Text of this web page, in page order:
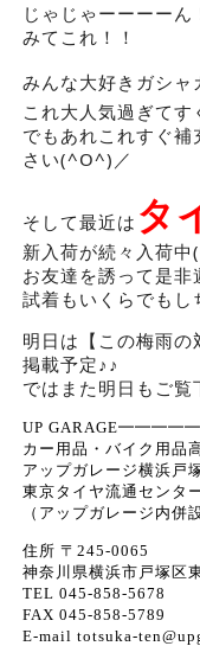
じゃじゃーーーーん
みてこれ！！
みんな大好きガシャ
これ大人気過ぎて
でもあれこれすぐ
さい(^O^)／
そして最近は タ
新入荷が続々入荷
お友達を誘って是非
試着もいくらでも
明日は【この梅雨
掲載予定♪♪
ではまた明日もご覧
UP
カー用品・バイク用品
アップガレージ横浜戸
東京タイヤ流通センタ
（アップガレージ内併
住所 〒245-0065
神奈川県横浜市戸塚区
TEL 045-858-5678
FAX 045-858-5789
E-mail totsuka-